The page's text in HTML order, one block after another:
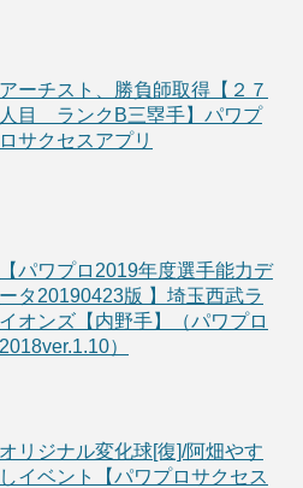
アーチスト、勝負師取得【２７
人目 ランクB三塁手】パワプ
ロサクセスアプリ
【パワプロ2019年度選手能力デ
ータ20190423版 】埼玉西武ラ
イオンズ【内野手】（パワプロ
2018ver.1.10）
オリジナル変化球[復]/阿畑やす
しイベント【パワプロサクセス